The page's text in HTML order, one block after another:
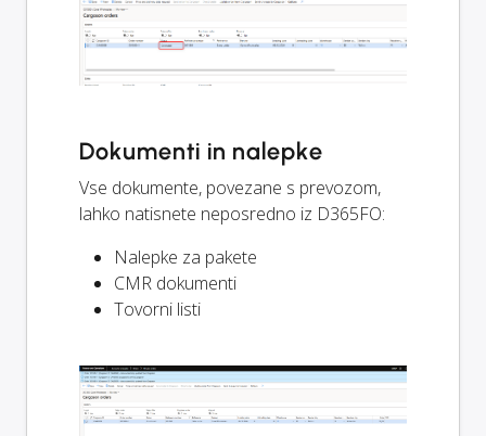
Dokumenti in nalepke
Vse dokumente, povezane s prevozom,
lahko natisnete neposredno iz D365FO:
Nalepke za pakete
CMR dokumenti
Tovorni listi